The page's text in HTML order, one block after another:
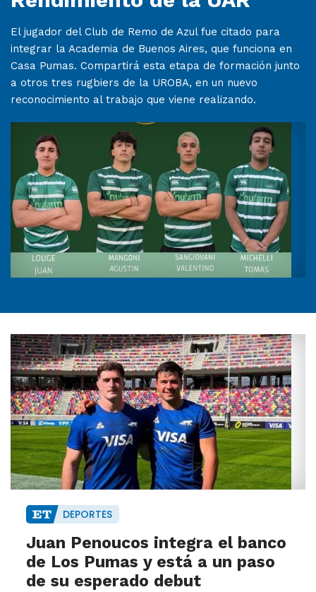
El jugador del Club de Remo de Azul fue citado para
integrar la Academia de Buenos Aires, que funciona en
Casa Pumas. Compartirá esta etapa de formación junto
a otros tres rugbiers de la UROBA, en un nuevo
reconocimiento al trabajo que viene realizando.
DEPORTES
Juan Penoucos integra el banco
de Los Pumas y está a un paso
de su esperado debut